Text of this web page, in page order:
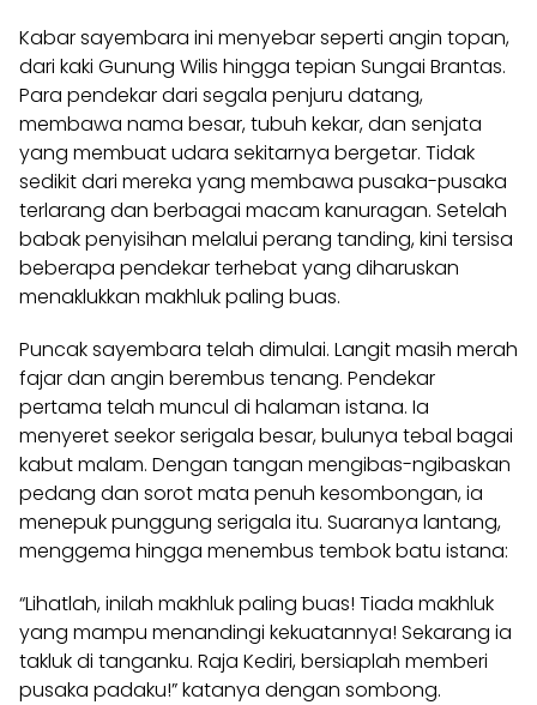
Kabar sayembara ini menyebar seperti angin topan,
dari kaki Gunung Wilis hingga tepian Sungai Brantas.
Para pendekar dari segala penjuru datang,
membawa nama besar, tubuh kekar, dan senjata
yang membuat udara sekitarnya bergetar. Tidak
sedikit dari mereka yang membawa pusaka-pusaka
terlarang dan berbagai macam kanuragan. Setelah
babak penyisihan melalui perang tanding, kini tersisa
beberapa pendekar terhebat yang diharuskan
menaklukkan makhluk paling buas.
Puncak sayembara telah dimulai. Langit masih merah
fajar dan angin berembus tenang. Pendekar
pertama telah muncul di halaman istana. Ia
menyeret seekor serigala besar, bulunya tebal bagai
kabut malam. Dengan tangan mengibas-ngibaskan
pedang dan sorot mata penuh kesombongan, ia
menepuk punggung serigala itu. Suaranya lantang,
menggema hingga menembus tembok batu istana:
“Lihatlah, inilah makhluk paling buas! Tiada makhluk
yang mampu menandingi kekuatannya! Sekarang ia
takluk di tanganku. Raja Kediri, bersiaplah memberi
pusaka padaku!” katanya dengan sombong.